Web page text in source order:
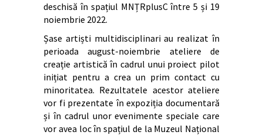
deschisă în spațiul MNȚRplusC între 5 și 19
noiembrie 2022.
Șase artiști multidisciplinari au realizat în
perioada august-noiembrie ateliere de
creație artistică în cadrul unui proiect pilot
inițiat pentru a crea un prim contact cu
minoritatea. Rezultatele acestor ateliere
vor fi prezentate în expoziția documentară
și în cadrul unor evenimente speciale care
vor avea loc în spațiul de la Muzeul Național